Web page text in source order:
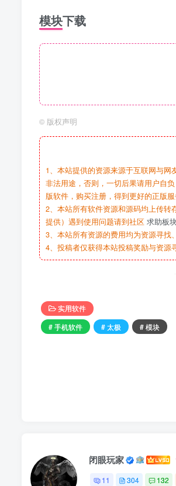
模块下载
© 版权声明
1、本站提供的资源来源于互联网与
非法用途，否则，一切后果请用户自
版软件，购买注册，得到更好的正版
2、本站所有软件资源和源码均上传
提供）遇到使用问题请到社区 求助板
3、本站所有资源的费用均为资源寻找
4、投稿者仅获得本站投稿奖励与资源
实用软件
# 手机软件
# 太极 # 模块
闭眼玩家
11 304 132